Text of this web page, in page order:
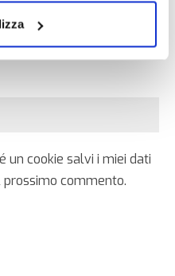
un cookie salvi i miei dati
commento.